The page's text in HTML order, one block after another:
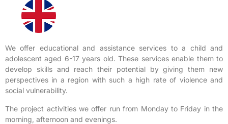
We offer educational and assistance services to a child and
adolescent aged 6-17 years old. These services enable them to
develop skills and reach their potential by giving them new
perspectives in a region with such a high rate of violence and
social vulnerability.
The project activities we offer run from Monday to Friday in the
morning, afternoon and evenings.